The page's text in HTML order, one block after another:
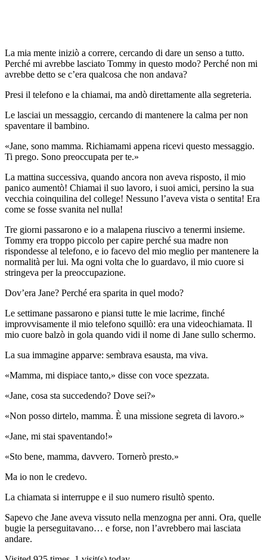
La mia mente iniziò a correre, cercando di dare un senso a tutto.
Perché mi avrebbe lasciato Tommy in questo modo? Perché non mi
avrebbe detto se c’era qualcosa che non andava?
Presi il telefono e la chiamai, ma andò direttamente alla segreteria.
Le lasciai un messaggio, cercando di mantenere la calma per non
spaventare il bambino.
«Jane, sono mamma. Richiamami appena ricevi questo messaggio.
Ti prego. Sono preoccupata per te.»
La mattina successiva, quando ancora non aveva risposto, il mio
panico aumentò! Chiamai il suo lavoro, i suoi amici, persino la sua
vecchia coinquilina del college! Nessuno l’aveva vista o sentita! Era
come se fosse svanita nel nulla!
Tre giorni passarono e io a malapena riuscivo a tenermi insieme.
Tommy era troppo piccolo per capire perché sua madre non
rispondesse al telefono, e io facevo del mio meglio per mantenere la
normalità per lui. Ma ogni volta che lo guardavo, il mio cuore si
stringeva per la preoccupazione.
Dov’era Jane? Perché era sparita in quel modo?
Le settimane passarono e piansi tutte le mie lacrime, finché
improvvisamente il mio telefono squillò: era una videochiamata. Il
mio cuore balzò in gola quando vidi il nome di Jane sullo schermo.
La sua immagine apparve: sembrava esausta, ma viva.
«Mamma, mi dispiace tanto,» disse con voce spezzata.
«Jane, cosa sta succedendo? Dove sei?»
«Non posso dirtelo, mamma. È una missione segreta di lavoro.»
«Jane, mi stai spaventando!»
«Sto bene, mamma, davvero. Tornerò presto.»
Ma io non le credevo.
La chiamata si interruppe e il suo numero risultò spento.
Sapevo che Jane aveva vissuto nella menzogna per anni. Ora, quelle
bugie la perseguitavano… e forse, non l’avrebbero mai lasciata
andare.